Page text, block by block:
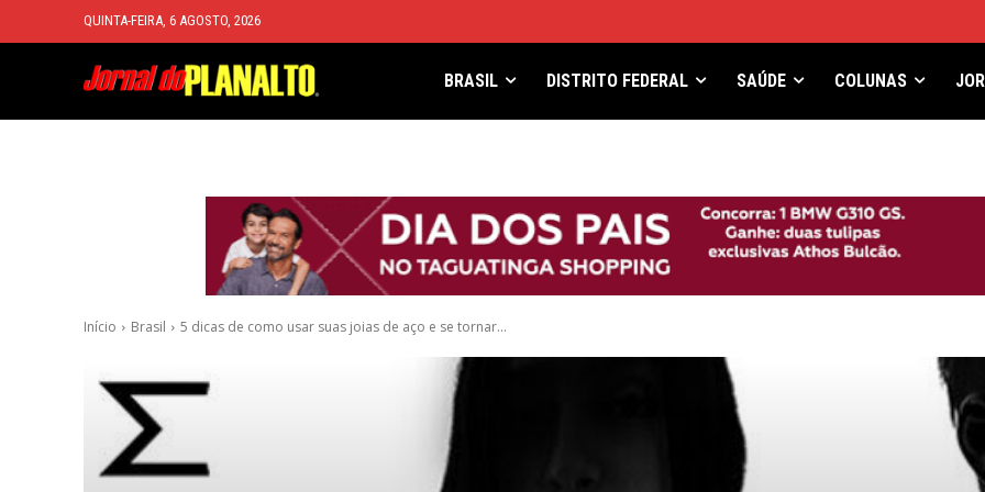
QUINTA-FEIRA, 6 AGOSTO, 2026
BRASIL DISTRITO FEDERAL SAÚDE COLUNAS
Início Brasil 5 dicas de como usar suas joias de aço e se tornar...